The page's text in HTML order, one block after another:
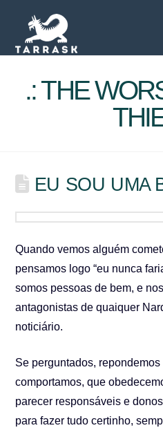
.: THE
EU SOU UMA
Quando vemos alguém
pensamos logo “eu nunca
somos pessoas de bem, e
antagonistas de quaiquer
noticiário.
Se perguntados,
comportamos, que
parecer responsáveis e
para fazer tudo certinho,